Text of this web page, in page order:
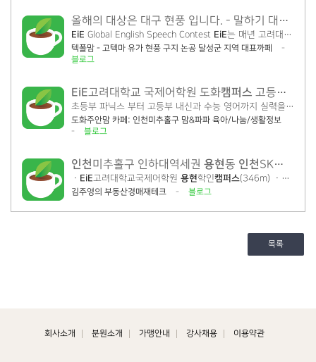
올해의 대상은 대구 현풍 입니다. - 말하기 대회 대상 예감-
EiE Global English Speech Contest EiE는 매년 고려대학교 내에서 '국제 영어 말하기 대회'를 개최합니다.
텍폴맘 - 고텍마 유가 현풍 구지 논공 달성군 지역 대표까페
-
블로그
EiE고려대학교 국제어학원 도화캠퍼스 고등부 수업 엿보기 1탄 - 인화여고
초등부 파닉스 부터 고등부 내신과 수능 영어까지 실력을 키울 수 있는 이 곳 바로
도화주안맘 카페: 인천미추홀구 맘&파파 육아/나눔/생활정보
-
블로그
인천미추홀구 인하대역세권 용현동 인천SK스카이뷰 35평형경매 4억6천만원....
ㆍ EiE고려대학교국제어학원 용현학인캠퍼스(346m) ㆍ 인천
김주영의 부동산경매재테크 - 블로그
목록
회사소개 분원소개 가맹안내 강사채용 이용약관